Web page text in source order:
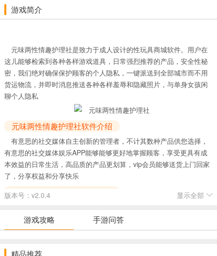
游戏简介
元味两性情趣护理社是致力于成人设计的性玩具商城软件。用户在
这儿能够检索到各种各样游戏道具，日常强烈推荐的产品，安全性秘
密，我们绝对确保保护顾客的个人隐私，一键派送到全部城市而不用
货运物流，并即时消息推送各种各样羞辱和隐藏照片，与单身女孩闲
聊个人隐私
元味两性情趣护理社软件介绍
有意思的社交媒体自主创新的管理者，不计其数种产品供您选择，
有意思的社交媒体娱乐APP能够能够更好地掌握顾客，享受更具有成
本效益的日常生活，高品质的产品更划算，vip会员能够送货上门回家
了，分享权益和分享快乐
元味两性情趣护理社功能介绍
压力用具，水手服，公仔和颈圈，以便您应用。要是没有充足的约
会，大型商场依然有！
版本号：v2.0.4 显示全部
游戏攻略 手游问答
精品推荐